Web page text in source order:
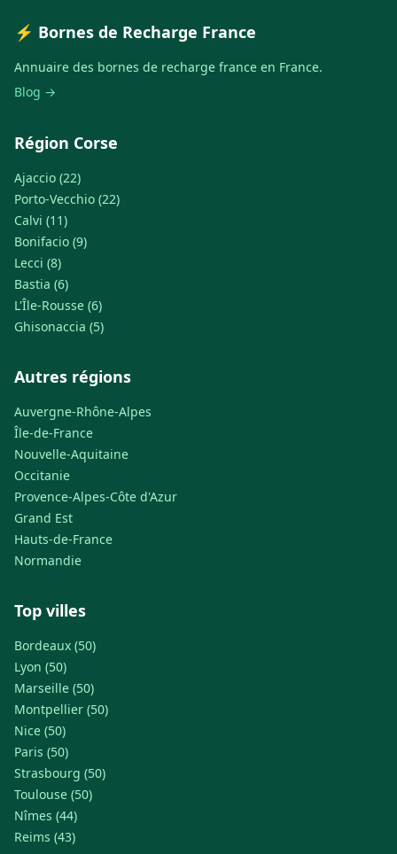
⚡ Bornes de Recharge France
Annuaire des bornes de recharge france en France.
Blog →
Région Corse
Ajaccio (22)
Porto-Vecchio (22)
Calvi (11)
Bonifacio (9)
Lecci (8)
Bastia (6)
L'Île-Rousse (6)
Ghisonaccia (5)
Autres régions
Auvergne-Rhône-Alpes
Île-de-France
Nouvelle-Aquitaine
Occitanie
Provence-Alpes-Côte d'Azur
Grand Est
Hauts-de-France
Normandie
Top villes
Bordeaux (50)
Lyon (50)
Marseille (50)
Montpellier (50)
Nice (50)
Paris (50)
Strasbourg (50)
Toulouse (50)
Nîmes (44)
Reims (43)